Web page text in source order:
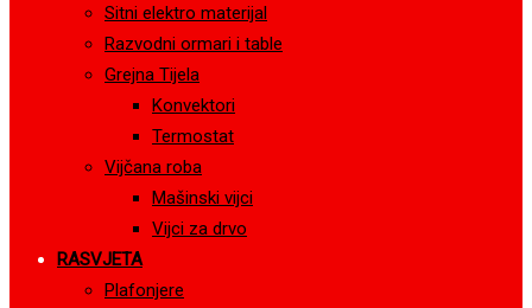
Sitni elektro materijal
Razvodni ormari i table
Grejna Tijela
Konvektori
Termostat
Vijčana roba
Mašinski vijci
Vijci za drvo
RASVJETA
Plafonjere